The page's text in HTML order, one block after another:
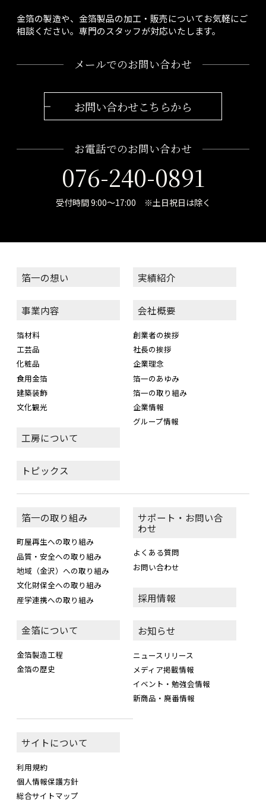
金箔の製造や、金箔製品の加工・販売についてお気軽にご
相談ください。専門のスタッフが対応いたします。
メールでのお問い合わせ
お問い合わせこちらから
お電話でのお問い合わせ
076-240-0891
受付時間 9:00～17:00 ※土日祝日は除く
箔一の想い
事業内容
箔材料
工芸品
化粧品
食用金箔
建築装飾
文化観光
工房について
トピックス
実績紹介
会社概要
創業者の挨拶
社長の挨拶
企業理念
箔一のあゆみ
箔一の取り組み
企業情報
グループ情報
箔一の取り組み
町屋再生への取り組み
品質・安全への取り組み
地域（金沢）への取り組み
文化財保全への取り組み
産学連携への取り組み
金箔について
金箔製造工程
金箔の歴史
サポート・お問い合
わせ
よくある質問
お問い合わせ
採用情報
お知らせ
ニュースリリース
メディア掲載情報
イベント・勉強会情報
新商品・廃番情報
サイトについて
利用規約
個人情報保護方針
総合サイトマップ